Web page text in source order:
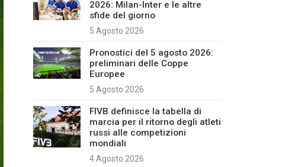
2026: Milan-Inter e le altre
sfide del giorno
5 Agosto 2026
Pronostici del 5 agosto 2026:
preliminari delle Coppe
Europee
5 Agosto 2026
FIVB definisce la tabella di
marcia per il ritorno degli atleti
russi alle competizioni
mondiali
4 Agosto 2026